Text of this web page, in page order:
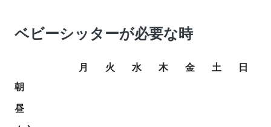
ベビーシッターが必要な時
月 火 水 木 金 土
日
朝
昼